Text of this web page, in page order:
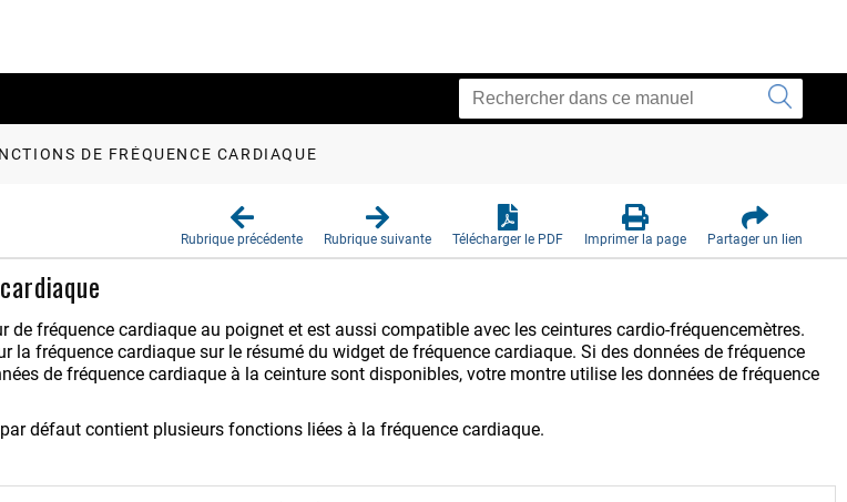
DE FRÉQUENCE CARDIAQUE
Rubrique précédente Rubrique suivante Télécharger le PDF Imprimer la page Partager un lien
de fréquence cardiaque au poignet et est aussi compatible avec les ceintures cardio-fréquencemètres.
la fréquence cardiaque sur le résumé du widget de fréquence cardiaque. Si des données de fréquence
de fréquence cardiaque à la ceinture sont disponibles, votre montre utilise les données de fréquence
défaut contient plusieurs fonctions liées à la fréquence cardiaque.